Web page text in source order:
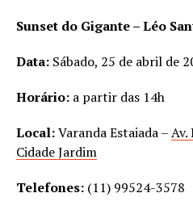
Sunset do Gigante – Léo
Data: Sábado, 25 de abril de
Horário: a partir das 14h
Local:Varanda Estaiada –Av.
Cidade Jardim
Telefones: (11) 99524-3578